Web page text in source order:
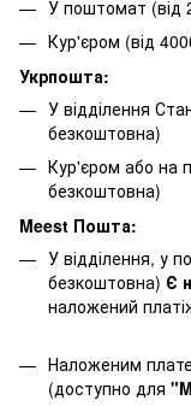
У поштомат (від
Кур'єром (від
Укрпошта:
У відділення
безкоштовна)
Кур'єром або на
безкоштовна)
Meest Пошта:
У відділення, у
безкоштовна) Є
наложений
Наложеним
(доступно для